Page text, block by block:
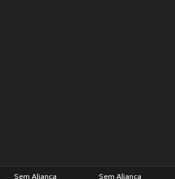
Sem Aliança Sem Aliança